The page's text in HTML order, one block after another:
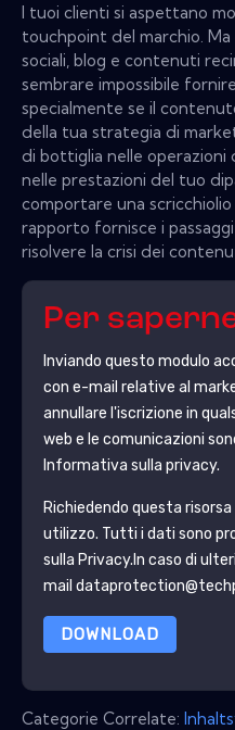
I tuoi clienti si aspettano
touchpoint del marchio.
sociali, blog e contenuti
sembrare impossibile
specialmente se il
della tua strategia di
di bottiglia nelle operazioni
nelle prestazioni del tuo
comportare una
rapporto fornisce i
risolvere la crisi dei
Per
Inviando questo modulo
con e-mail relative al
annullare l'iscrizione in
web e le comunicazioni
Informativa sulla privacy.
Richiedendo questa
utilizzo. Tutti i dati sono
sulla Privacy.In caso di
mail
DOWNLOAD
Categorie Correlate: